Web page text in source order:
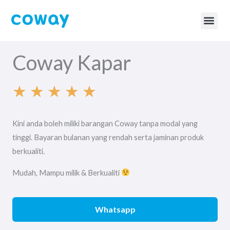
Coway Kapar
★ ★ ★ ★ ★
a
d
Kini anda boleh miliki barangan Coway tanpa modal yang
tinggi. Bayaran bulanan yang rendah serta jaminan produk
berkualiti.
Mudah, Mampu milik & Berkualiti
Whatsapp